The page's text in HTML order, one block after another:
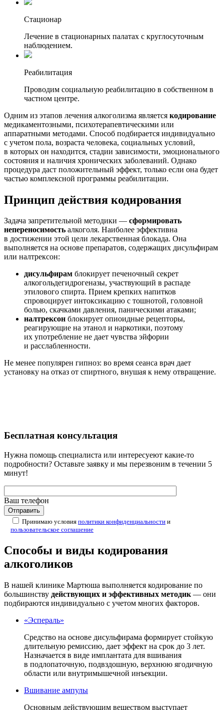
Стационар
Лечение в стационарных палатах с круглосуточным
наблюдением.
Реабилитация
Проводим социальную реабилитацию в собственном в
частном центре.
Одним из этапов лечения алкоголизма является кодирование
медикаментозными, психотерапевтическими или
аппаратными методами. Способ подбирается индивидуально
с учетом пола, возраста человека, социальных условий,
в которых он находится, стадии зависимости, эмоционального
состояния и наличия хронических заболеваний. Однако
процедура даст положительный эффект, только если она будет
частью комплексной программы реабилитации.
Принцип действия кодирования
Задача запретительной методики — сформировать
непереносимость алкоголя. Наиболее эффективна
в достижении этой цели лекарственная блокада. Она
выполняется на основе препаратов, содержащих дисульфирам
или налтрексон:
дисульфирам блокирует печеночный секрет
алкогольдегидрогеназы, участвующий в распаде
этилового спирта. Прием крепких напитков
спровоцирует интоксикацию с тошнотой, головной
болью, скачками давления, паническими атаками;
налтрексон блокирует опиоидные рецепторы,
реагирующие на этанол и наркотики, поэтому
их употребление не дает чувства эйфории
и расслабленности.
Не менее популярен гипноз: во время сеанса врач дает
установку на отказ от спиртного, внушая к нему отвращение.
Бесплатная консультация
Нужна помощь специалиста или интересуеют какие-то
подробности? Оставьте заявку и мы перезвоним в течении 5
минут!
Ваш телефон
Принимаю условия политики конфиденциальности и
пользовательское соглашение
Способы и виды кодирования
алкоголиков
В нашей клинике Мартюша выполняется кодирование по
большинству действующих и эффективных методик — они
подбираются индивидуально с учетом многих факторов.
«Эспераль»
Средство на основе дисульфирама формирует стойкую
длительную ремиссию, дает эффект на срок до 3 лет.
Назначается в виде имплантата для вшивания
в подлопаточную, подвздошную, верхнюю ягодичную
области или внутримышечной инъекции.
Вшивание ампулы
Основным действующим веществом выступает